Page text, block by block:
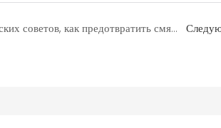
7 практических советов, как предотвратить смятие продуктов во время вакуумной упаковки